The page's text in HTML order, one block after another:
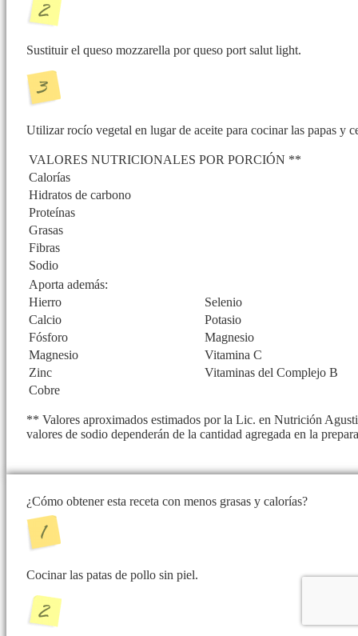
Sustituir el queso mozzarella por queso port salut light.
Utilizar rocío vegetal en lugar de aceite para cocinar las papas y
VALORES NUTRICIONALES POR PORCIÓN **
Calorías
Hidratos de carbono
Proteínas
Grasas
Fibras
Sodio
Aporta además:
Hierro
Selenio
Calcio
Potasio
Fósforo
Magnesio
Magnesio
Vitamina C
Zinc
Vitaminas del Complejo B
Cobre
** Valores aproximados estimados por la Lic. en Nutrición
valores de sodio dependerán de la cantidad agregada en la
¿Cómo obtener esta receta con menos grasas y calorías?
Cocinar las patas de pollo sin piel.